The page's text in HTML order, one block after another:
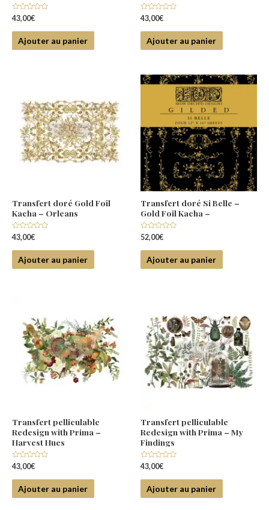
Note
0
sur
43,00€
Ajouter au panier
Note
0
sur
43,00€
Ajouter au panier
Transfert doré Gold Foil
Kacha – Orleans
Note
0
sur
43,00€
Ajouter au panier
Transfert doré Si Belle –
Gold Foil Kacha –
Note
0
sur
52,00€
Ajouter au panier
Transfert pelliculable
Redesign with Prima –
Harvest Hues
Note
0
sur
43,00€
Ajouter au panier
Transfert pelliculable
Redesign with Prima – My
Findings
Note
0
sur
43,00€
Ajouter au panier